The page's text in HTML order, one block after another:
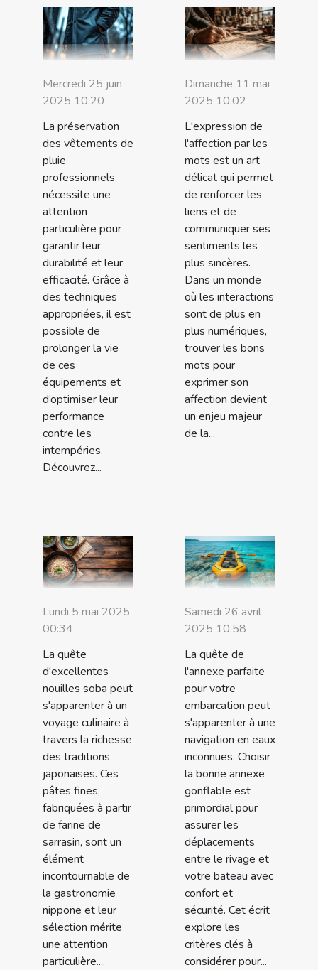
Mercredi 25 juin
2025 10:20
La préservation
des vêtements de
pluie
professionnels
nécessite une
attention
particulière pour
garantir leur
durabilité et leur
efficacité. Grâce à
des techniques
appropriées, il est
possible de
prolonger la vie
de ces
équipements et
d’optimiser leur
performance
contre les
intempéries.
Découvrez...
Dimanche 11 mai
2025 10:02
L'expression de
l'affection par les
mots est un art
délicat qui permet
de renforcer les
liens et de
communiquer ses
sentiments les
plus sincères.
Dans un monde
où les interactions
sont de plus en
plus numériques,
trouver les bons
mots pour
exprimer son
affection devient
un enjeu majeur
de la...
Lundi 5 mai 2025
00:34
La quête
d'excellentes
nouilles soba peut
s'apparenter à un
voyage culinaire à
travers la richesse
des traditions
japonaises. Ces
pâtes fines,
fabriquées à partir
de farine de
sarrasin, sont un
élément
incontournable de
la gastronomie
nippone et leur
sélection mérite
une attention
particulière....
Samedi 26 avril
2025 10:58
La quête de
l'annexe parfaite
pour votre
embarcation peut
s'apparenter à une
navigation en eaux
inconnues. Choisir
la bonne annexe
gonflable est
primordial pour
assurer les
déplacements
entre le rivage et
votre bateau avec
confort et
sécurité. Cet écrit
explore les
critères clés à
considérer pour...